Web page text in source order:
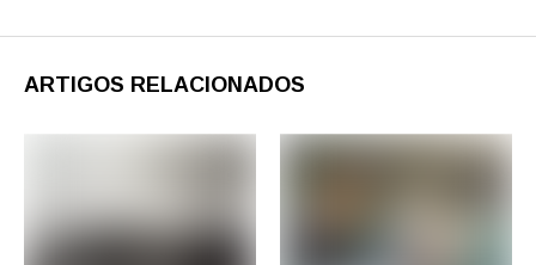
ARTIGOS RELACIONADOS